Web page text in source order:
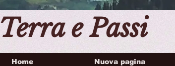
Terra e Passi
Home Nuova pagina